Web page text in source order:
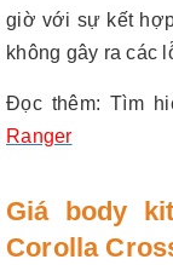
giờ với sự kết
không gây ra các
Đọc thêm:Tìm
Ranger
Giá body
Corolla